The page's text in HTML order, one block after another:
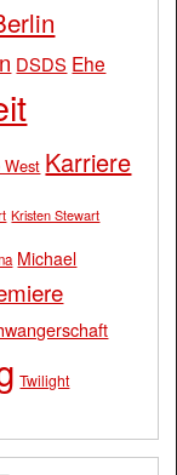
DSDS Ehe
West Karriere
Kristen Stewart
Michael
Twilight